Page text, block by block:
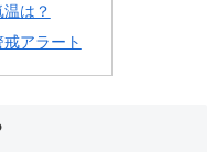
は？
アラート